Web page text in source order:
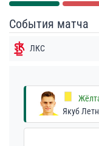
События матча
ЛКС
Якуб